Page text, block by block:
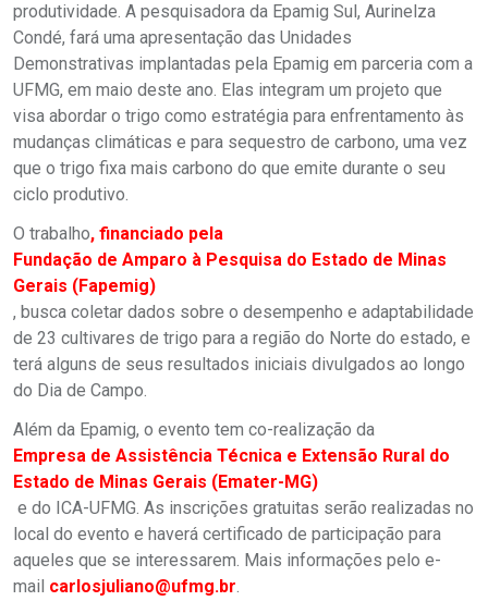
produtividade. A pesquisadora da Epamig Sul, Aurinelza
Condé, fará uma apresentação das Unidades
Demonstrativas implantadas pela Epamig em parceria com a
UFMG, em maio deste ano. Elas integram um projeto que
visa abordar o trigo como estratégia para enfrentamento às
mudanças climáticas e para sequestro de carbono, uma vez
que o trigo fixa mais carbono do que emite durante o seu
ciclo produtivo.
O trabalho, financiado pela
Fundação de Amparo à Pesquisa do Estado de Minas
Gerais (Fapemig)
, busca coletar dados sobre o desempenho e adaptabilidade
de 23 cultivares de trigo para a região do Norte do estado, e
terá alguns de seus resultados iniciais divulgados ao longo
do Dia de Campo.
Além da Epamig, o evento tem co-realização da
Empresa de Assistência Técnica e Extensão Rural do
Estado de Minas Gerais (Emater-MG)
e do ICA-UFMG. As inscrições gratuitas serão realizadas no
local do evento e haverá certificado de participação para
aqueles que se interessarem. Mais informações pelo e-
mail carlosjuliano@ufmg.br.